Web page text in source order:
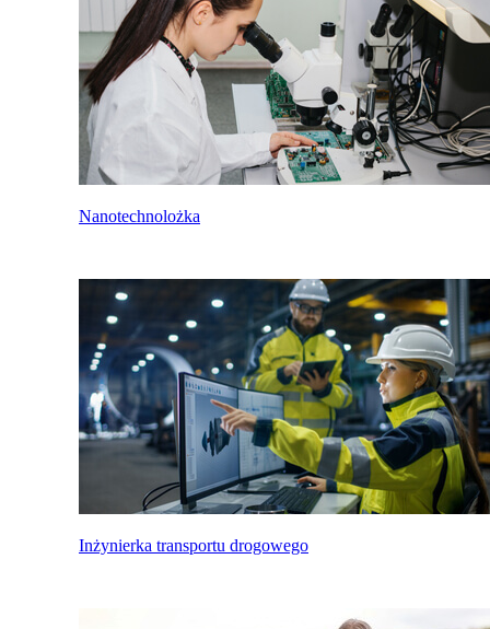
Nanotechnolożka
Inżynierka transportu drogowego